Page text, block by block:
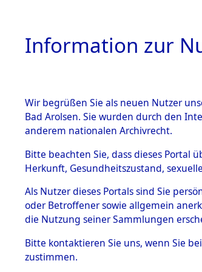
HOME
BESTÄNDE
Inhaftierungsdoku
mente
5. Verschiedenes
Todesmärsche
5.3.1 Alliierte
→
Information zur
Wir begrüßen Sie als neuen Nutzer
Bad Arolsen. Sie wurden durch den
anderem nationalen Archivrecht.
Bitte beachten Sie, dass dieses Portal
Herkunft, Gesundheitszustand,
Als Nutzer dieses Portals sind Sie
oder Betroffener sowie allgemein
die Nutzung seiner Sammlungen
Bitte kontaktieren Sie uns, wenn Sie
zustimmen.